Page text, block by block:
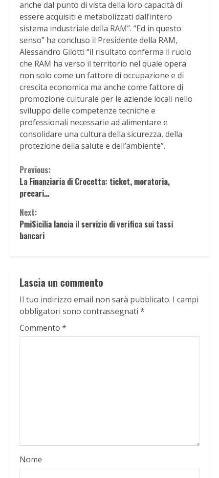
anche dal punto di vista della loro capacità di
essere acquisiti e metabolizzati dall’intero
sistema industriale della RAM”. “Ed in questo
senso” ha concluso il Presidente della RAM,
Alessandro Gilotti “il risultato conferma il ruolo
che RAM ha verso il territorio nel quale opera
non solo come un fattore di occupazione e di
crescita economica ma anche come fattore di
promozione culturale per le aziende locali nello
sviluppo delle competenze tecniche e
professionali necessarie ad alimentare e
consolidare una cultura della sicurezza, della
protezione della salute e dell’ambiente”.
Continue
Reading
Previous:
La Finanziaria di Crocetta: ticket, moratoria,
precari…
Next:
PmiSicilia lancia il servizio di verifica sui tassi
bancari
Lascia un commento
Il tuo indirizzo email non sarà pubblicato. I campi
obbligatori sono contrassegnati *
Commento *
Nome